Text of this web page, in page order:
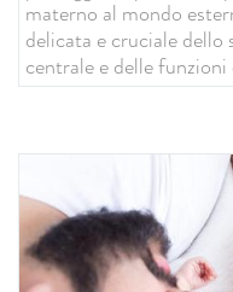
materno al mondo
delicata e cruciale dello
centrale e delle funzioni